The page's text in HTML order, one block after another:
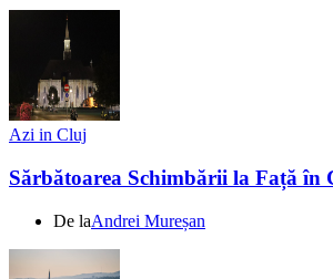
Azi in Cluj
Sărbătoarea Schimbării la Față în
De laAndrei Mureșan